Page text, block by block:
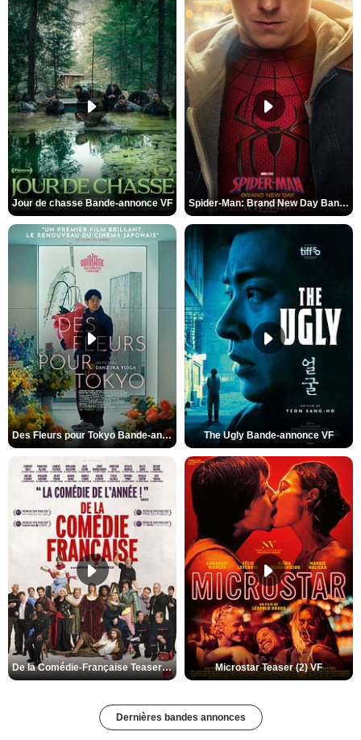
Jour de chasse Bande-annonce VF Spider-Man: Brand New Day Bande-annonce (3) VO STFR
Des Fleurs pour Tokyo Bande-annonce VO STFR The Ugly Bande-annonce VF
De la Comédie-Française Teaser (3) VF Microstar Teaser (2) VF
Dernières bandes annonces